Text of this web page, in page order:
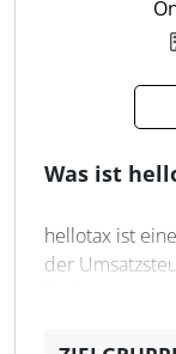
Excel-
Was ist
hellotax ist
der